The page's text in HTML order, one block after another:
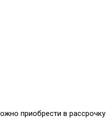
приобрести в рассрочку